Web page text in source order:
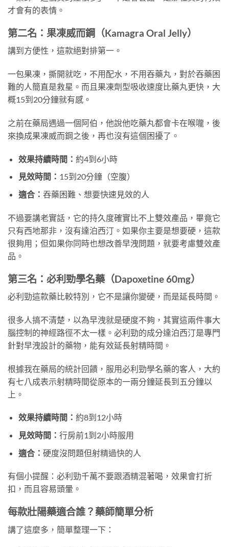
才會有的表情。
第二名：果凍威而鋼（Kamagra Oral Jelly）
講到方便性，這款絕對排第一。
一包果凍，撕開就吃，不用配水，不用吞藥丸，對於吞藥困
難的人簡直是救星。而且果凍劑型吸收速度比藥丸更快，大
概15到20分鐘就有感。
之前在藥局遇過一個阿伯，他說他吃藥丸都會卡在喉嚨，後
來換成果凍威而鋼之後，再也沒有這個困擾了。
效果持續時間： 約4到6小時
見效時間： 15到20分鐘（空腹）
適合： 吞藥困難、想要快速見效的人
不過要講老實話，它的持久度確實比不上雙效產品，畢竟它
只有西地那非，沒有達泊西汀。如果你主要是想要硬，這款
很夠用；但如果你同時也想改善早洩問題，就要考慮雙效產
品。
第三名：必利勁學名藥（Dapoxetine 60mg）
必利勁這款藥比較特別，它不是讓你變硬，而是延長時間。
很多人搞不清楚，以為早洩就是硬度不夠，其實這兩件事大
腦控制的神經路徑不太一樣。必利勁的成分達泊西汀是專門
針對早洩設計的藥物，能有效延長射精時間。
根據我在藥局的統計回饋，服用必利勁學名藥的客人，大約
有七八成表示射精時間從原本的一兩分鐘延長到五分鐘以
上。
效果持續時間： 約8到12小時
見效時間： 行房前1到2小時服用
適合： 硬度沒問題但射精過快的人
有個小提醒：必利勁千萬不要跟酒精混著喝，效果會打折
扣，而且容易頭暈。
每款壯陽藥適合誰？藥師簡單分析
講了這麼多，簡單整理一下：